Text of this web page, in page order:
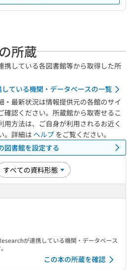
所蔵
携している各図書館等から取得した所
している機関・データベースの一覧
・最新状況は情報提供元の各館のサイ
確認ください。所蔵館から取寄せるこ
用方法は、ご自身が利用されるお近く
。詳細は ヘルプ をご覧ください。
図書館を設定する
が連携している機関・データベース
この本の所蔵を確認